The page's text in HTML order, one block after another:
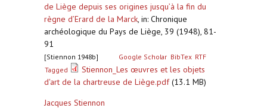
de Liège depuis ses origines jusqu’à la fin du
règne d’Erard de la Marck, in: Chronique
archéologique du Pays de Liège, 39 (1948), 81-
91
[Stiennon 1948b] Google Scholar BibTex RTF
Tagged
Stiennon_Les œuvres et les objets
d'art de la chartreuse de Liège.pdf(13.1 MB)
Jacques Stiennon